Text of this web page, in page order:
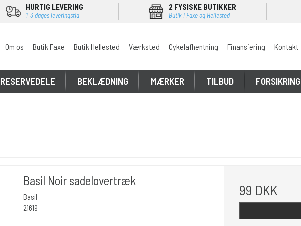
HURTIG LEVERING
1–3 dages leveringstid
2 FYSISKE BUTIKKER
Butik i Faxe og Hellested
Om os Butik Faxe Butik Hellested Værksted Cykelafhentning Finansiering Kontakt
RESERVEDELE BEKLÆDNING MÆRKER TILBUD FORSIKRING
Basil Noir sadelovertræk
Basil
21619
99 DKK